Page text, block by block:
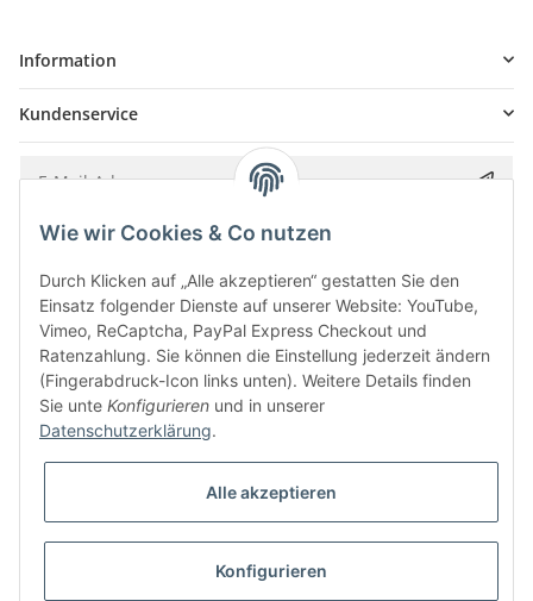
Information
Kundenservice
Bitte senden Sie mir entsprechend IhrerDatenschutzerklärung
* Alle Preise inkl. gesetzlicher USt., zzgl.
Besucherzähler: 5846302
Wie wir Cookies & Co nutzen
Durch Klicken auf „Alle akzeptieren“ gestatten Sie den
Einsatz folgender Dienste auf unserer Website: YouTube,
Vimeo, ReCaptcha, PayPal Express Checkout und
Ratenzahlung. Sie können die Einstellung jederzeit ändern
(Fingerabdruck-Icon links unten). Weitere Details finden
Sie unte Konfigurieren und in unserer
Datenschutzerklärung.
Alle akzeptieren
Konfigurieren